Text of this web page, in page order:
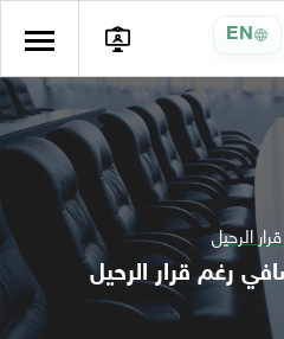
EN
الرحيل
رغم قرار الرحيل